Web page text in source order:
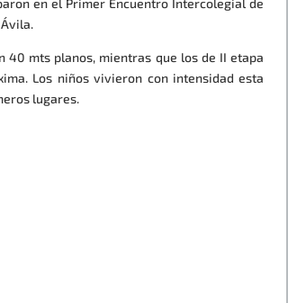
mts planos, mientras que los de II etapa
Los niños vivieron con intensidad esta
lugares.